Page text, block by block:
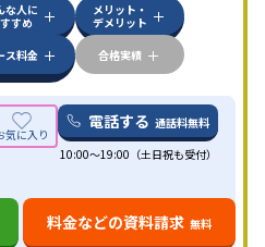
対応授業の振替可能 不登校生に対
タブレットを利用オンライン対応
能季節講習のみの受講可発達障害
な人に
すめ
メリット・
デメリット
ス料金 合格実績
電話する 通話料無料
10:00～19:00（土日祝も受付）
料金などの資料請求 無料